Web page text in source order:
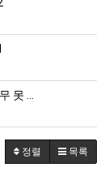
못 …
정렬 목록